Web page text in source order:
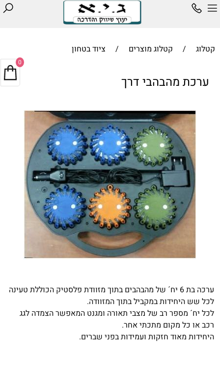
קטלוג / קטלוג מוצרים / ציוד בטחון
ערכת מהבהבי דרך
ערכה בת 6 יח´ של מהבהבים בתוך מזוודת פלסטיק הכוללת טעינה
לכל שש היחידות במקביל בתוך המזוודה.
לכל יח´ מספר רב של מצבי תאורה ומגנט המאפשר הצמדה לגג
רכב או כל מקום מתכתי אחר.
היחידות מאוד חזקות ועמידות בפני שברים.
0